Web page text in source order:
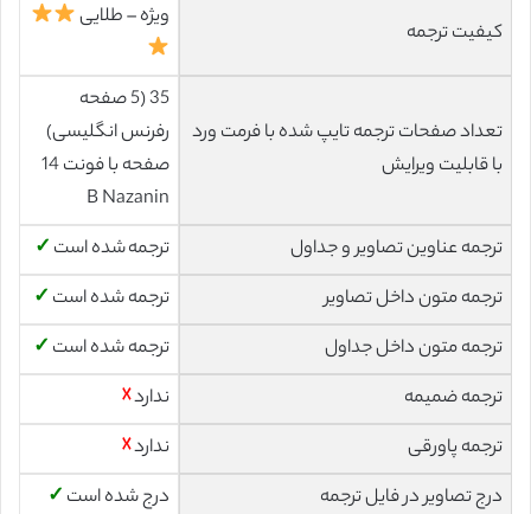
کیفیت ترجمه
ویژه – طلایی
تعداد صفحات ترجمه تایپ شده با فرمت ورد
با قابلیت ویرایش
35 (5 صفحه
رفرنس انگلیسی)
صفحه با فونت 14
B Nazanin
ترجمه عناوین تصاویر و جداول
ترجمه شده است ✓
ترجمه متون داخل تصاویر
ترجمه شده است ✓
ترجمه متون داخل جداول
ترجمه شده است ✓
ترجمه ضمیمه
ندارد☓
ترجمه پاورقی
ندارد☓
درج تصاویر در فایل ترجمه
درج شده است ✓